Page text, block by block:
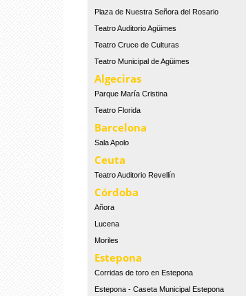
Plaza de Nuestra Señora del Rosario
Teatro Auditorio Agüimes
Teatro Cruce de Culturas
Teatro Municipal de Agüimes
Algeciras
Parque María Cristina
Teatro Florida
Barcelona
Sala Apolo
Ceuta
Teatro Auditorio Revellín
Córdoba
Añora
Lucena
Moriles
Estepona
Corridas de toro en Estepona
Estepona - Caseta Municipal Estepona